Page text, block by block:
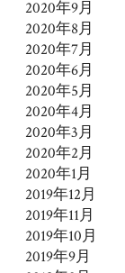
2020年9月
2020年8月
2020年7月
2020年6月
2020年5月
2020年4月
2020年3月
2020年2月
2020年1月
2019年12月
2019年11月
2019年10月
2019年9月